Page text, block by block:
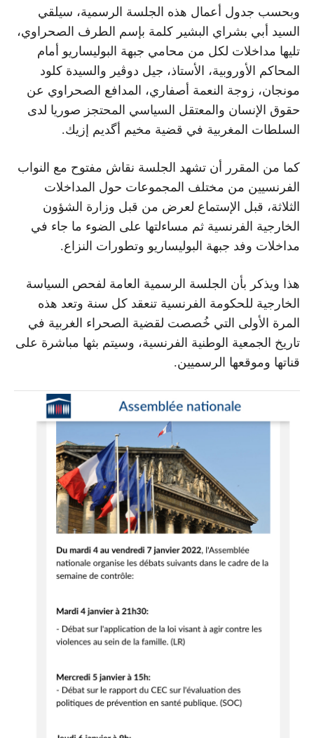
وبحسب جدول أعمال هذه الجلسة الرسمية، سيلقي
السيد أبي بشراي البشير كلمة بإسم الطرف الصحراوي،
تليها مداخلات لكل من محامي جبهة البوليساريو أمام
المحاكم الأوروبية، الأستاذ، جيل دوڤير والسيدة كلود
مونجان، زوجة النعمة أصفاري، المدافع الصحراوي عن
حقوق الإنسان والمعتقل السياسي المحتجز صوريا لدى
السلطات المغربية في قضية مخيم أگديم إزيك.
كما من المقرر أن تشهد الجلسة نقاش مفتوح مع النواب
الفرنسيين من مختلف المجموعات حول المداخلات
الثلاثة، قبل الإستماع لعرض من قبل وزارة الشؤون
الخارجية الفرنسية ثم مساءلتها على الضوء ما جاء في
مداخلات وفد جبهة البوليساريو وتطورات النزاع.
هذا ويذكر بأن الجلسة الرسمية العامة لفحص السياسة
الخارجية للحكومة الفرنسية تنعقد كل سنة وتعد هذه
المرة الأولى التي خُصصت لقضية الصحراء الغربية في
تاريخ الجمعية الوطنية الفرنسية، وسيتم بثها مباشرة على
قناتها وموقعها الرسميين.